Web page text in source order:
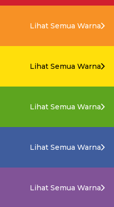
Lihat Semua Warna
Lihat Semua Warna
Lihat Semua Warna
Lihat Semua Warna
Lihat Semua Warna